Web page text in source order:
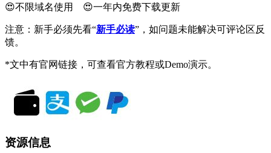
😍不限域名使用 😍一年内免费下载更新
注意：新手必须先看“新手必读”，如问题未能解决可评论区反
馈。
*文中有官网链接，可查看官方教程或Demo演示。
资源信息